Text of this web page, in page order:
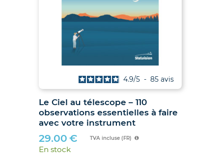
Le Ciel au télescope – 110
observations essentielles à faire
avec votre instrument
4.9/5 - 85 avis
29.00 € TVA incluse (FR)
En stock